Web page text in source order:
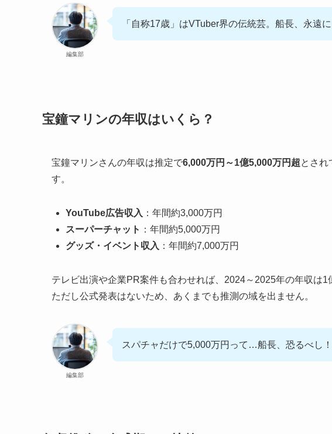
編集部
「自称17歳」はVTuber界の伝統芸。船長、永遠
宝鐘マリンの年収はいくら？
宝鐘マリンさんの年収は推定で6,000万円～1億5,000万円超とされ
す。
YouTube広告収入 ：年間約3,000万円
スーパーチャット ：年間約5,000万円
グッズ・イベント収入 ：年間約7,000万円
テレビ出演や企業PR案件も合わせれば、2024～2025年の年収は1
ただし公式発表はないため、あくまでも推測の域を出ません。
編集部
スパチャだけで5,000万円って…船長、恐るべし！